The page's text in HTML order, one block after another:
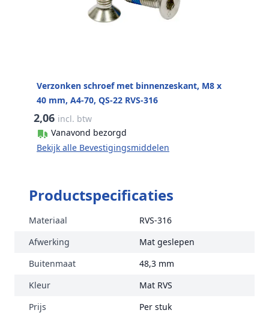
Verzonken schroef met binnenzeskant, M8 x
40 mm, A4-70, QS-22 RVS-316
2,06 incl. btw
Vanavond bezorgd
Bekijk alle Bevestigingsmiddelen
Productspecificaties
Materiaal
RVS-316
Afwerking
Mat geslepen
Buitenmaat
48,3 mm
Kleur
Mat RVS
Prijs
Per stuk